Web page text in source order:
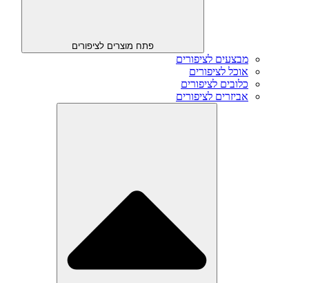
פתח מוצרים לציפורים
מבצעים לציפורים
אוכל לציפורים
כלובים לציפורים
אביזרים לציפורים